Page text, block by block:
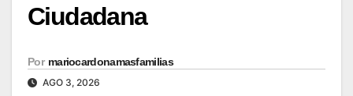
Ciudadana
Por mariocardonamasfamilias
AGO 3, 2026